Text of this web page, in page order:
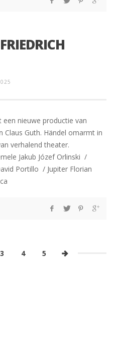
nieuwe productie van
Claus Guth. Händel omarmt in
verhalend theater.
Jakub Józef Orlinski /
Portillo / Jupiter Florian
3 4 5